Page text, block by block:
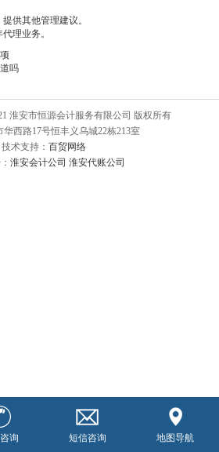
供其他管理建议。
理业务。
吗
淮安市恒源会计服务有限公司 版权所有
华西路17号恒丰义乌城22栋213室
技术支持： 百贸网络
淮安会计公司 淮安代账公司
询 短信咨询 地图导航